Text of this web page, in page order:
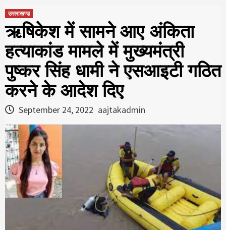
उत्तराखण्ड
ऋषिकेश में सामने आए अंकिता
हत्‍याकांड मामले में मुख्‍यमंत्री
पुष्‍कर सिंह धामी ने एसआइटी गठित
करने के आदेश दिए
September 24, 2022 aajtakadmin